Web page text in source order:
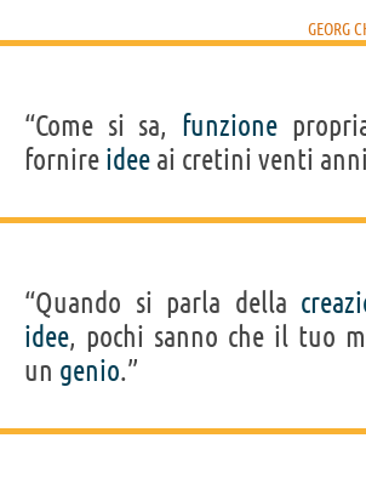
GEORG
“Come si sa, funzione
fornire idee ai cretini venti
“Quando si parla della
idee, pochi sanno che il tuo
un genio.”